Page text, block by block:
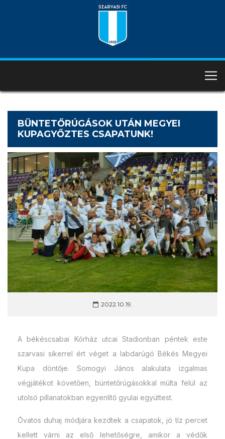
BÜNTETŐRÚGÁSOK UTÁN MEGYEI
KUPAGYŐZTES CSAPATUNK!
2022.10.19.
A békéscsabai Kórház utcai Stadionban péntek este
szarvasi sikerrel ért véget a labdarúgó Békés Megyei
Kupa döntője. Somogyi János alakulata izgalmas
végjátékot követően, büntetőrúgásokkal múlta felül az
utolsó pillanatokban egyenlítő gyulai együttest.
Óvatos duhaj módjára kezdtek a csapatok, jó tíz percet
kellett várni az első lehetőségre, amikor a védők